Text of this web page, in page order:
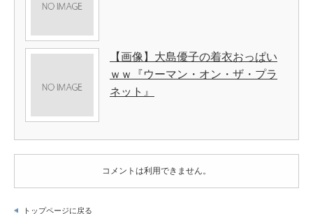
【画像】大島優子の着衣おっぱい
ｗｗ『ウーマン・オン・ザ・プラ
ネット』
コメントは利用できません。
トップページに戻る